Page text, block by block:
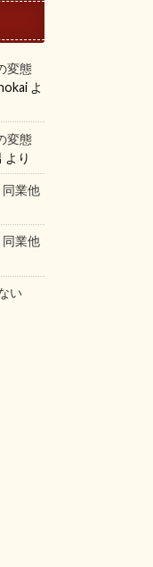
変態
よ
変態
より
同業他
同業他
い